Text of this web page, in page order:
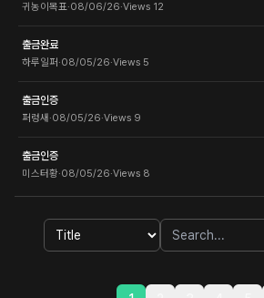
귀농이목표·08/06/26·Views 12
출금완료
하루일퍼·08/05/26·Views 5
출금인증
퍼렁새 ·08/05/26·Views 9
출금인증
미스터황·08/05/26·Views 8